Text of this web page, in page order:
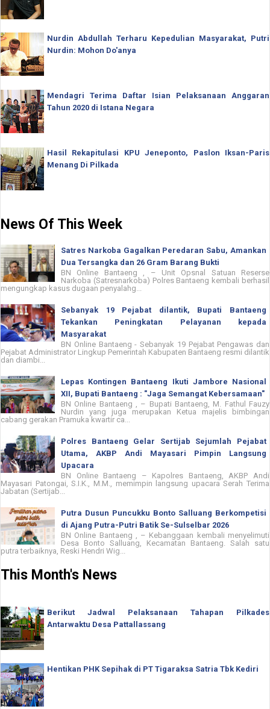
Nurdin Abdullah Terharu Kepedulian Masyarakat, Putri
Nurdin: Mohon Do'anya
Mendagri Terima Daftar Isian Pelaksanaan Anggaran
Tahun 2020 di Istana Negara
Hasil Rekapitulasi KPU Jeneponto, Paslon Iksan-Paris
Menang Di Pilkada
News Of This Week
Satres Narkoba Gagalkan Peredaran Sabu, Amankan
Dua Tersangka dan 26 Gram Barang Bukti
BN Online Bantaeng , – Unit Opsnal Satuan Reserse
Narkoba (Satresnarkoba) Polres Bantaeng kembali berhasil
mengungkap kasus dugaan penyalahg...
Sebanyak 19 Pejabat dilantik, Bupati Bantaeng
Tekankan Peningkatan Pelayanan kepada
Masyarakat
BN Online Bantaeng - Sebanyak 19 Pejabat Pengawas dan
Pejabat Administrator Lingkup Pemerintah Kabupaten Bantaeng resmi dilantik
dan diambi...
Lepas Kontingen Bantaeng Ikuti Jambore Nasional
XII, Bupati Bantaeng : "Jaga Semangat Kebersamaan"
BN Online Bantaeng , – Bupati Bantaeng, M. Fathul Fauzy
Nurdin yang juga merupakan Ketua majelis bimbingan
cabang gerakan Pramuka kwartir ca...
Polres Bantaeng Gelar Sertijab Sejumlah Pejabat
Utama, AKBP Andi Mayasari Pimpin Langsung
Upacara
BN Online Bantaeng – Kapolres Bantaeng, AKBP Andi
Mayasari Patongai, S.I.K., M.M., memimpin langsung upacara Serah Terima
Jabatan (Sertijab...
Putra Dusun Puncukku Bonto Salluang Berkompetisi
di Ajang Putra-Putri Batik Se-Sulselbar 2026
BN Online Bantaeng , – Kebanggaan kembali menyelimuti
Desa Bonto Salluang, Kecamatan Bantaeng. Salah satu
putra terbaiknya, Reski Hendri Wig...
This Month's News
Berikut Jadwal Pelaksanaan Tahapan Pilkades
Antarwaktu Desa Pattallassang
Hentikan PHK Sepihak di PT Tigaraksa Satria Tbk Kediri